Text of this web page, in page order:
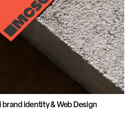
brand identity & Web Design